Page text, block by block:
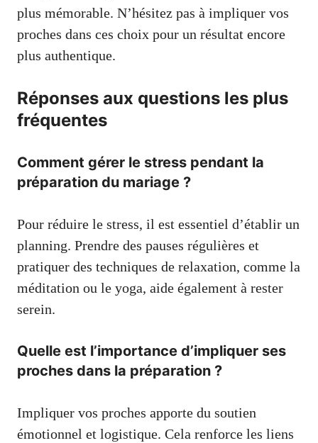
plus mémorable. N’hésitez pas à impliquer vos
proches dans ces choix pour un résultat encore
plus authentique.
Réponses aux questions les plus
fréquentes
Comment gérer le stress pendant la
préparation du mariage ?
Pour réduire le stress, il est essentiel d’établir un
planning. Prendre des pauses régulières et
pratiquer des techniques de relaxation, comme la
méditation ou le yoga, aide également à rester
serein.
Quelle est l’importance d’impliquer ses
proches dans la préparation ?
Impliquer vos proches apporte du soutien
émotionnel et logistique. Cela renforce les liens